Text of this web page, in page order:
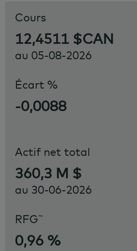
Cours
12,4511 $CAN
au 05-08-2026
Écart %
-0,0088
Actif net total
360,3 M $
au 30-06-2026
RFG~
0,96 %